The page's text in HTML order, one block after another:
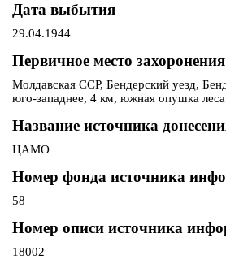
Дата выбытия
29.04.1944
Первичное место захоронения
Молдавская ССР, Бендерский уезд,
юго-западнее, 4 км, южная опушка леса
Название источника
ЦАМО
Номер фонда источника
58
Номер описи источника
18002